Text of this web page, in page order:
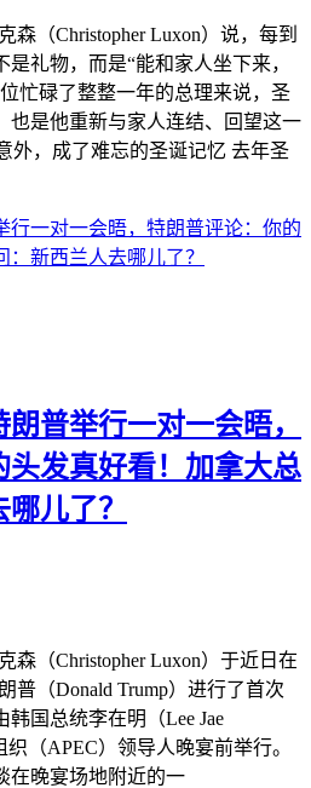
森（Christopher Luxon）说，每到
礼物，而是“能和家人坐下来，
忙碌了整整一年的总理来说，圣
也是他重新与家人连结、回望这一
外，成了难忘的圣诞记忆 去年圣
普举行一对一会晤，
头发真好看！加拿大总
儿了？
森（Christopher Luxon）于近日在
普（Donald Trump）进行了首次
国总统李在明（Lee Jae
（APEC）领导人晚宴前举行。
在晚宴场地附近的一